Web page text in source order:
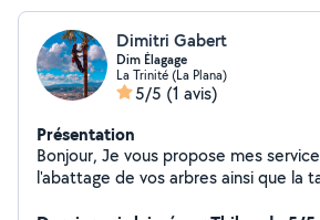
Dimitri Gabert
Dim Élagage
La Trinité (La Plana)
5/5 (1 avis)
Présentation
Bonjour, Je vous propose mes services dans l'élagage et
l'abattage de vos arbres ainsi que la